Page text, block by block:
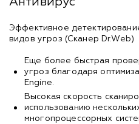
Эффективное
видов угроз (Сканер Dr.Web)
Еще более быстрая
угроз благодаря
Engine.
Высокая скорость
использованию
многопроцессорных